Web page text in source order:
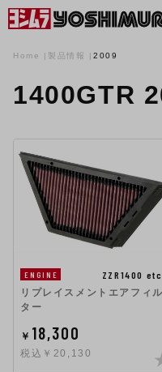
Home 製品情報 2009
1400GTR
ENGINE
ZZR1400
リプレイスメントエアフィル
ター
￥ 18,300
税込￥20,130